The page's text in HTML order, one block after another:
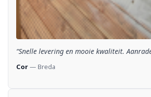
“Snelle levering en mooie kwaliteit.
Cor — Breda